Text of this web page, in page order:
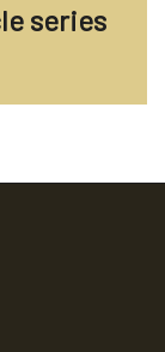
series